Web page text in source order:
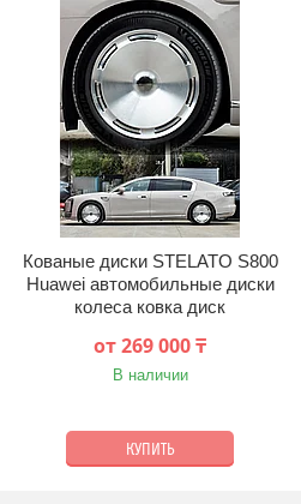
Кованые диски STELATO S800
Huawei автомобильные диски
колеса ковка диск
от 269 000 ₸
В наличии
КУПИТЬ